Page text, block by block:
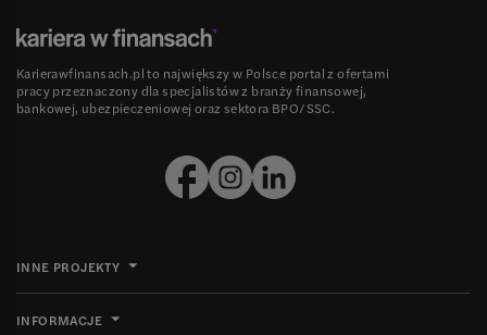
Karierawfinansach.pl to największy w Polsce portal z ofertami
pracy przeznaczony dla specjalistów z branży finansowej,
bankowej, ubezpieczeniowej oraz sektora BPO/SSC.
INNE PROJEKTY
INFORMACJE